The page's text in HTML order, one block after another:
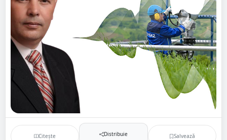
Citește Distribuie Salvează